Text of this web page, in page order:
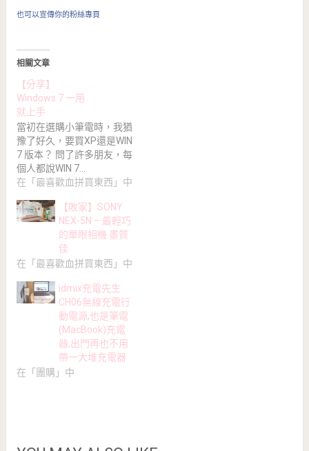
也可以宣傳你的粉絲專頁
相關文章
【分享】
Windows 7 一用
就上手
當初在選購小筆電時，我猶
豫了好久，要買XP還是WIN
7 版本？ 問了許多朋友，每
個人都說WIN 7…
在「最喜歡血拼買東西」中
【敗家】SONY
NEX-5N – 最輕巧
的單眼相機 畫質
佳
在「最喜歡血拼買東西」中
idmix充電先生
CH06無線充電行
動電源,也是筆電
(MacBook)充電
器,出門再也不用
帶一大堆充電器
在「團購」中